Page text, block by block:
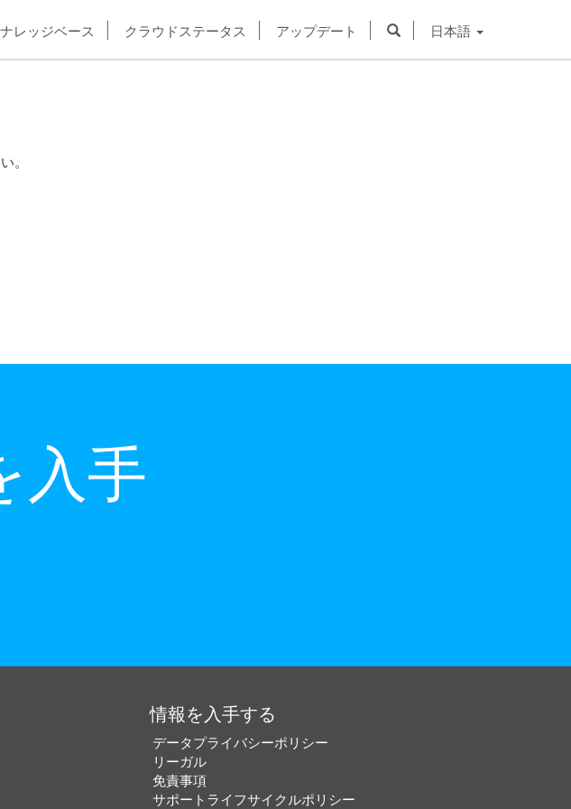
ナレッジベース クラウドステータス アップデート 日本語
。
入手
情報を入手する
データプライバシーポリシー
リーガル
免責事項
サポートライフサイクルポリシー